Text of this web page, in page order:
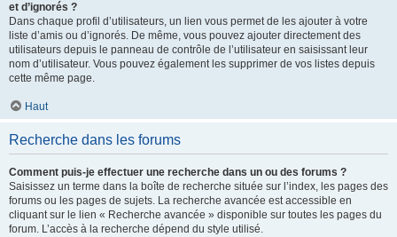
et d’ignorés ?
Dans chaque profil d’utilisateurs, un lien vous permet de les ajouter à votre
liste d’amis ou d’ignorés. De même, vous pouvez ajouter directement des
utilisateurs depuis le panneau de contrôle de l’utilisateur en saisissant leur
nom d’utilisateur. Vous pouvez également les supprimer de vos listes depuis
cette même page.
Haut
Recherche dans les forums
Comment puis-je effectuer une recherche dans un ou des forums ?
Saisissez un terme dans la boîte de recherche située sur l’index, les pages des
forums ou les pages de sujets. La recherche avancée est accessible en
cliquant sur le lien « Recherche avancée » disponible sur toutes les pages du
forum. L’accès à la recherche dépend du style utilisé.